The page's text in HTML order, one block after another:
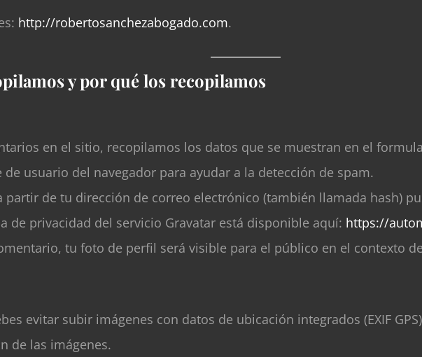
http://robertosanchezabogado.com.
y por qué los recopilamos
en el sitio, recopilamos los datos que se muestran en el
usuario del navegador para ayudar a la detección de spam.
partir de tu dirección de correo electrónico (también llamada hash)
de privacidad del servicio Gravatar está disponible aquí: https://
tu foto de perfil será visible para el público en el contexto
evitar subir imágenes con datos de ubicación integrados (EXIF
de las imágenes.